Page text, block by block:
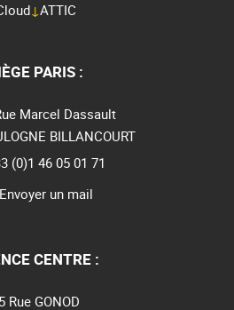
↓ATTIC
PARIS :
Marcel Dassault
BILLANCOURT
(0)1 46 05 01 71
Envoyer un mail
CENTRE :
Rue GONOD